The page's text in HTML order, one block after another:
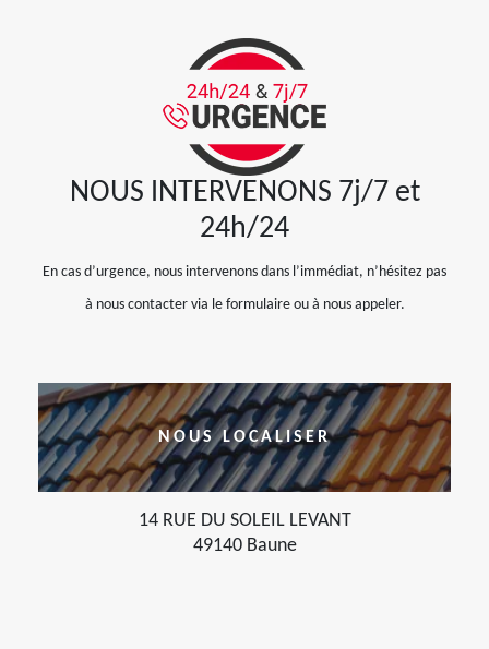
NOUS INTERVENONS 7j/7 et
24h/24
En cas d’urgence, nous intervenons dans l’immédiat, n’hésitez pas
à nous contacter via le formulaire ou à nous appeler.
NOUS LOCALISER
14 RUE DU SOLEIL LEVANT
49140 Baune